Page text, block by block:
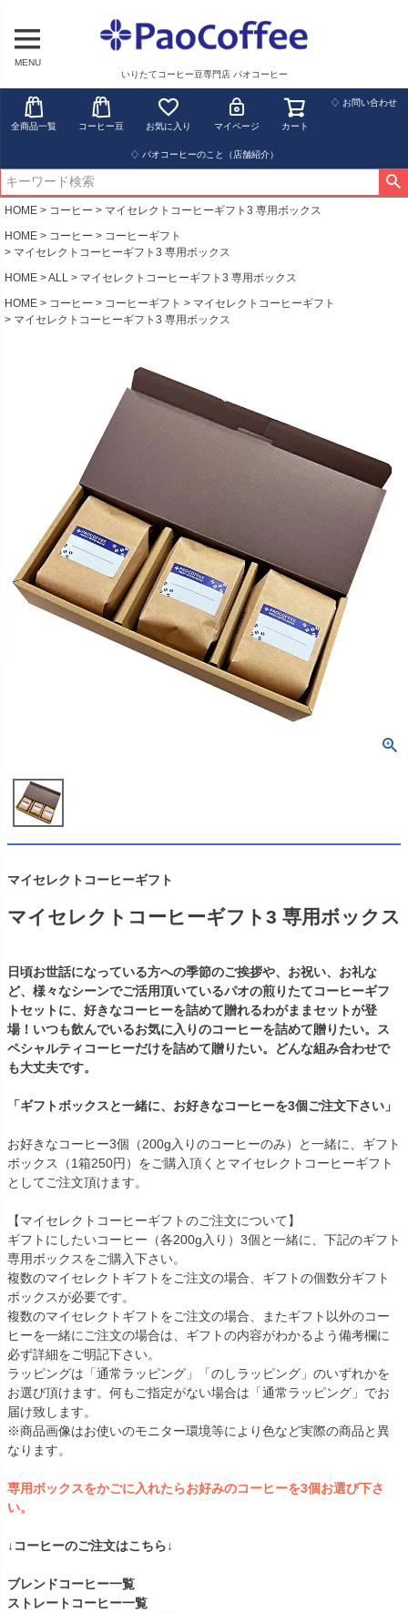
MENU
いりたてコーヒー豆専門店 パオコーヒー
全商品一覧 コーヒー豆 お気に入り マイページ カート
♢ お問い合わせ
♢ パオコーヒーのこと（店舗紹介）
HOME コーヒー
マイセレクトコーヒーギフト3 専用ボックス
HOME
コーヒー
コーヒーギフト
マイセレクトコーヒーギフト3 専用ボックス
HOME
ALL
マイセレクトコーヒーギフト3 専用ボックス
HOME
コーヒー コーヒーギフト
マイセレクトコーヒーギフト
マイセレクトコーヒーギフト3 専用ボックス
マイセレクトコーヒーギフト
マイセレクトコーヒーギフト3 専用ボックス
日頃お世話になっている方への季節のご挨拶や、お祝い、お礼な
ど、様々なシーンでご活用頂いているパオの煎りたてコーヒーギフ
トセットに、好きなコーヒーを詰めて贈れるわがままセットが登
場！いつも飲んでいるお気に入りのコーヒーを詰めて贈りたい。ス
ペシャルティコーヒーだけを詰めて贈りたい。どんな組み合わせで
も大丈夫です。
「ギフトボックスと一緒に、お好きなコーヒーを3個ご注文下さい」
お好きなコーヒー3個（200g入りのコーヒーのみ）と一緒に、ギフト
ボックス（1箱250円）をご購入頂くとマイセレクトコーヒーギフト
としてご注文頂けます。
【マイセレクトコーヒーギフトのご注文について】
ギフトにしたいコーヒー（各200g入り）3個と一緒に、下記のギフト
専用ボックスをご購入下さい。
複数のマイセレクトギフトをご注文の場合、ギフトの個数分ギフト
ボックスが必要です。
複数のマイセレクトギフトをご注文の場合、またギフト以外のコー
ヒーを一緒にご注文の場合は、ギフトの内容がわかるよう備考欄に
必ず詳細をご明記下さい。
ラッピングは「通常ラッピング」「のしラッピング」のいずれかを
お選び頂けます。何もご指定がない場合は「通常ラッピング」でお
届け致します。
※商品画像はお使いのモニター環境等により色など実際の商品と異
なります。
専用ボックスをかごに入れたらお好みのコーヒーを3個お選び下さ
い。
↓コーヒーのご注文はこちら↓
ブレンドコーヒー一覧
ストレートコーヒー一覧